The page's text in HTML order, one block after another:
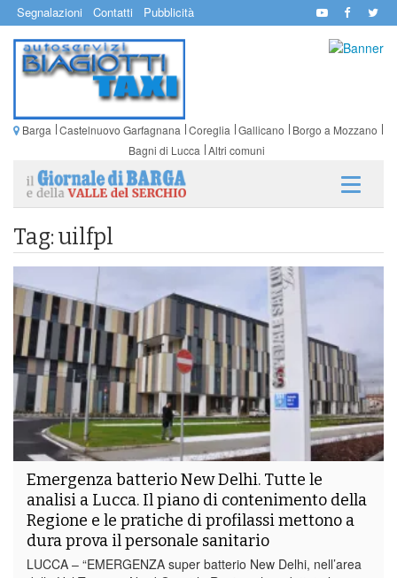
Segnalazioni Contatti Pubblicità
Barga Castelnuovo Garfagnana Coreglia Gallicano
Borgo a Mozzano
Bagni di Lucca Altri comuni
Tag: uilfpl
Emergenza batterio New Delhi. Tutte le
analisi a Lucca. Il piano di contenimento della
Regione e le pratiche di profilassi mettono a
dura prova il personale sanitario
LUCCA – “EMERGENZA super batterio New Delhi, nell’area